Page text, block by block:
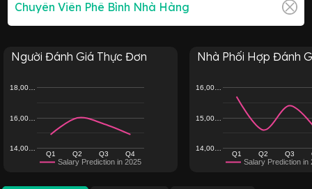
Người Đánh Giá Thực Đơn
Salary Prediction in 2025
Q1 Q2 Q3 Q4
14,00…
16,00…
18,00…
Nhà Phối Hợp Đánh
Salary Prediction in
Q1 Q2 Q3
14,00…
15,00…
16,00…